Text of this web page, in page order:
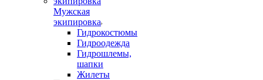
Мужская
экипировка
Гидрокостюмы
Гидроодежда
Гидрошлемы,
шапки
Жилеты